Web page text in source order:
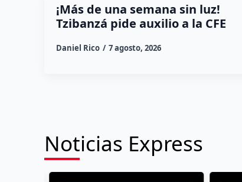
¡Más de una semana sin luz!
Tzibanzá pide auxilio a la CFE
Daniel Rico 7 agosto, 2026
Noticias Express